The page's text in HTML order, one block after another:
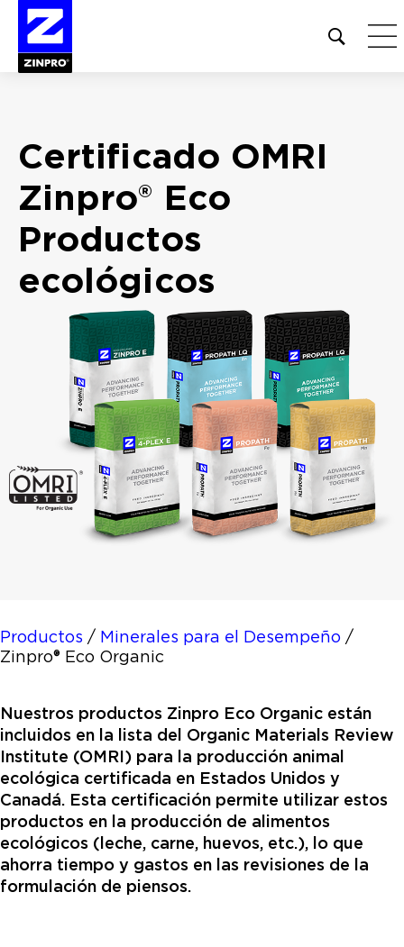
Open
site
Certificado OMRI
Zinpro® Eco
Productos
ecológicos
Productos / Minerales para el Desempeño /
Zinpro® Eco Organic
Nuestros productos Zinpro Eco Organic están
incluidos en la lista del Organic Materials Review
Institute (OMRI) para la producción animal
ecológica certificada en Estados Unidos y
Canadá. Esta certificación permite utilizar estos
productos en la producción de alimentos
ecológicos (leche, carne, huevos, etc.), lo que
ahorra tiempo y gastos en las revisiones de la
formulación de piensos.